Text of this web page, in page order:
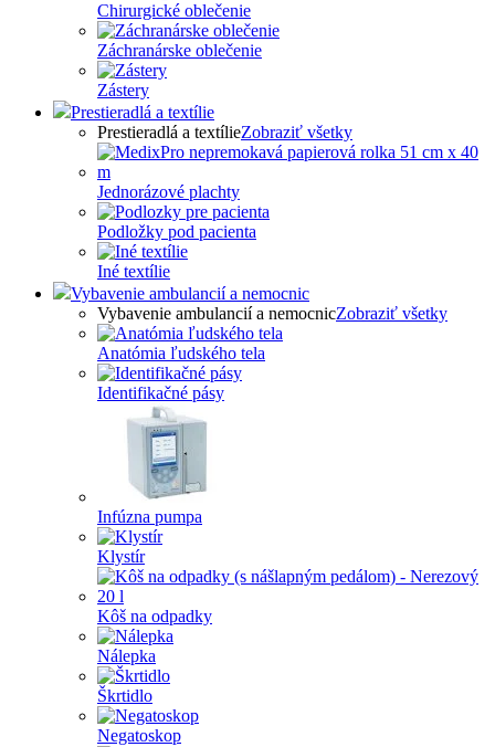
Chirurgické oblečenie
Záchranárske oblečenie
Zástery
Prestieradlá a textílie
Prestieradlá a textílieZobraziť všetky
Jednorázové plachty
Podložky pod pacienta
Iné textílie
Vybavenie ambulancií a nemocnic
Vybavenie ambulancií a nemocnicZobraziť všetky
Anatómia ľudského tela
Identifikačné pásy
Infúzna pumpa
Klystír
Kôš na odpadky
Nálepka
Škrtidlo
Negatoskop